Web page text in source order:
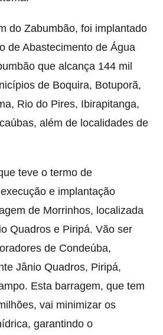
do Zabumbão, foi implantado
de Abastecimento de Água
que alcança 144 mil
de Boquira, Botuporã,
Rio do Pires, Ibirapitanga,
além de localidades de
teve o termo de
e implantação
de Morrinhos, localizada
Quadros e Piripá. Vão ser
de Condeúba,
Jânio Quadros, Piripá,
Esta barragem, que tem
vai minimizar os
garantindo o